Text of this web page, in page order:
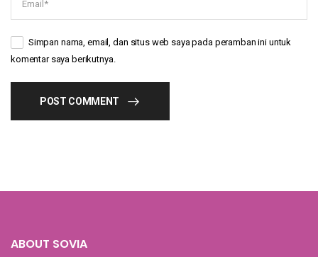
Simpan nama, email, dan situs web saya pada peramban ini untuk
komentar saya berikutnya.
POST COMMENT
ABOUT SOVIA